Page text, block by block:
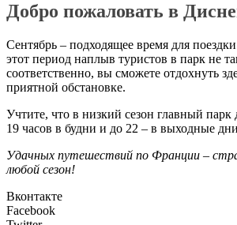
Добро пожаловать в
Сентябрь – подходящее время для
этот период наплыв туристов в парк не
соответственно, вы сможете отдохнуть
приятной обстановке.
Учтите, что в низкий сезон главный парк
19 часов в будни и до 22 – в выходные
Удачных путешествий по Франции –
любой сезон!
Вконтакте
Facebook